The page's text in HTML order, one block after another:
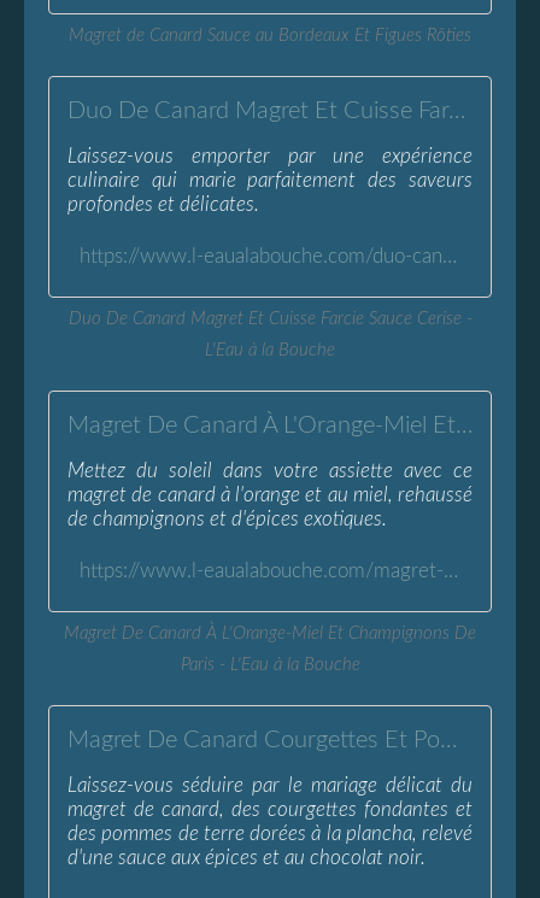
Magret de Canard Sauce au Bordeaux Et Figues Rôties
Duo De Canard Magret Et Cuisse Farcie Sauce Cerise - L'Eau à la Bouche
Laissez-vous emporter par une expérience
culinaire qui marie parfaitement des saveurs
profondes et délicates.
https://www.l-eaualabouche.com/duo-canard-magret-cuisse-farcie-sauce-cerise.html
Duo De Canard Magret Et Cuisse Farcie Sauce Cerise -
L'Eau à la Bouche
Magret De Canard À L'Orange-Miel Et Champignons De Paris - L'Eau à la Bouche
Mettez du soleil dans votre assiette avec ce
magret de canard à l'orange et au miel, rehaussé
de champignons et d'épices exotiques.
https://www.l-eaualabouche.com/magret-canard-orange-miel-champignons-paris.html
Magret De Canard À L'Orange-Miel Et Champignons De
Paris - L'Eau à la Bouche
Magret De Canard Courgettes Et Pommes De Terre À La Plancha
Laissez-vous séduire par le mariage délicat du
magret de canard, des courgettes fondantes et
des pommes de terre dorées à la plancha, relevé
d'une sauce aux épices et au chocolat noir.